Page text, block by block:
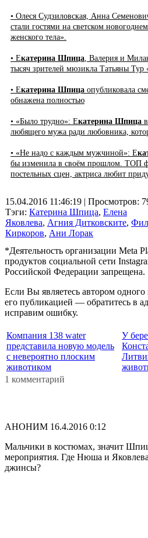
• Олеся Судзиловская, Анна
стали гостями на светском
женского тела».
• Екатерина Шпица , Валерия и
тысяч зрителей мюзикла Татьяны Тур
• Екатерина Шпица опубликовала
обнажена полностью
• «Было трудно»: Екатерина Шпица
любящего мужа ради любовника,
• «Не надо с каждым мужчиной»: Е
бы изменила в своём прошлом. ТОП
постельных сцен, актриса любит
15.04.2016 11:46:19 | Просмотров:
Тэги: Катерина Шпица, Елена
Яковлева, Агния Дитковските,
Киркоров, Ани Лорак
*Деятельность организации Meta
продуктов социальной сети
Российской Федерации запрещена.
Если Вы являетесь автором
его публикацией — обратитесь в
исправим ошибку.
Компания 138 water
представила новую модель
с невероятно плоским
животиком
У
1 комментарий
АНОНИМ 16.4.2016 0:12
Мальчики в костюмах, значит
мероприятия. Где Нюша и
джинсы?